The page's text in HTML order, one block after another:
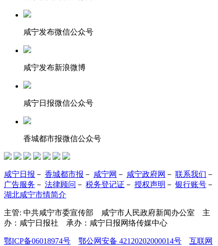
咸宁发布微信公众号
咸宁发布新浪微博
咸宁日报微信公众号
香城都市报微信公众号
咸宁日报 － 香城都市报 － 咸宁网 － 咸宁政府网 － 联系我们 －
广告服务 － 法律顾问 － 税务登记证 － 授权声明 － 银行账号 －
湖北咸宁市情简介
主管: 中共咸宁市委宣传部 咸宁市人民政府新闻办公室 主
办：咸宁日报社 承办：咸宁日报网络传媒中心
鄂ICP备06018974号 鄂公网安备 42120202000014号
互联网